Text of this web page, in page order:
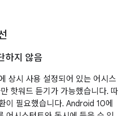
하지 않음
상시 사용 설정되어 있는 어시스
핫워드 듣기가 가능했습니다. 따
이 필요했습니다. Android 10에